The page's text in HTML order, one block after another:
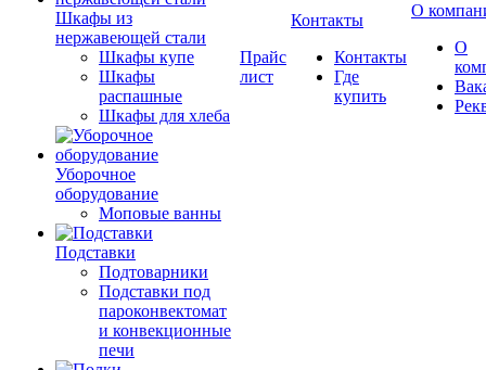
Шкафы из
нержавеющей стали
Шкафы купе
Шкафы
распашные
Шкафы для хлеба
Уборочное
оборудование
Моповые ванны
Подставки
Подтоварники
Подставки под
пароконвектомат
и конвекционные
печи
Прайс
лист
Контакты
Контакты
Где
купить
О
О